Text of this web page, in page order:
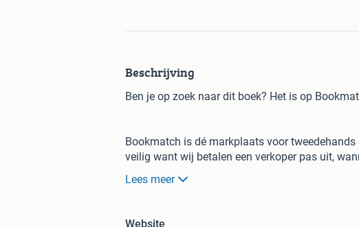
Beschrijving
Ben je op zoek naar dit boek? Het is op
Bookmatch is dé markplaats voor
veilig want wij betalen een verkoper pas uit,
goedgekeurd.
Lees meer
Website